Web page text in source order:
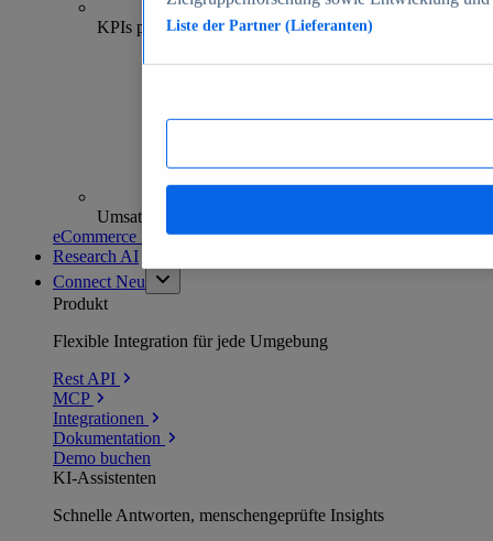
70+
KPIs pro Shop
Umsatzanalysen und -prognosen
eCommerce Insights entdecken
Research AI
Connect Neu
Produkt
Flexible Integration für jede Umgebung
Rest API
MCP
Integrationen
Dokumentation
Demo buchen
KI-Assistenten
Schnelle Antworten, menschengeprüfte Insights
Liste der Partner (Lieferanten)